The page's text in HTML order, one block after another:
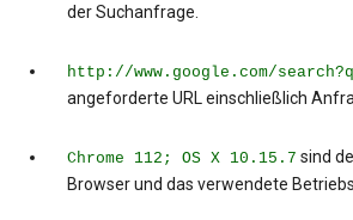
der Suchanfrage.
http://www.google.com/
angeforderte URL einschließlich
Chrome 112; OS X 10.15.7 sind
Browser und das verwendete